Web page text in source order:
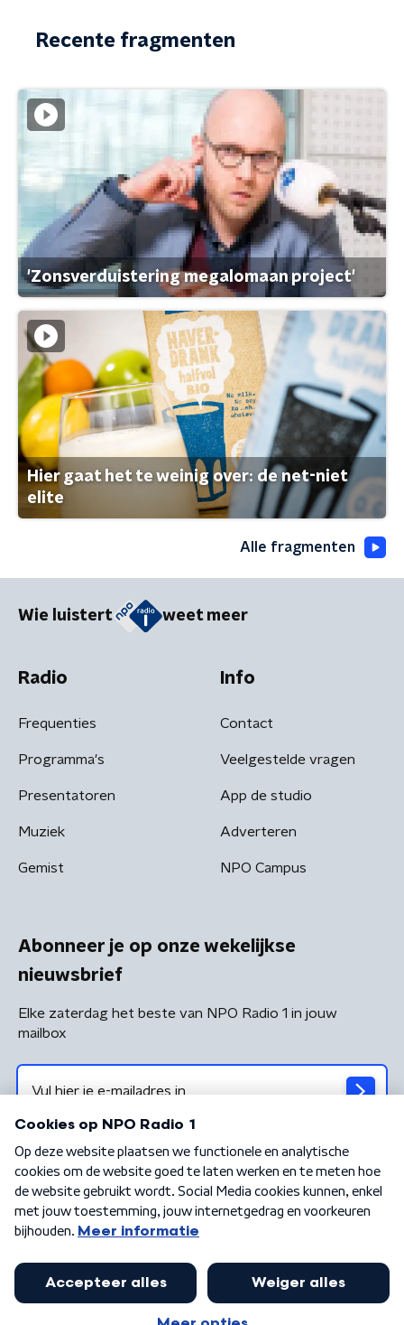
Recente fragmenten
'Zonsverduistering megalomaan project'
Hier gaat het te weinig over: de net-niet
elite
Alle fragmenten
Wie luistert weet meer
Radio
Frequenties
Programma's
Presentatoren
Muziek
Gemist
Info
Contact
Veelgestelde vragen
App de studio
Adverteren
NPO Campus
Abonneer je op onze wekelijkse
nieuwsbrief
Elke zaterdag het beste van NPO Radio 1 in jouw
mailbox
Algemene voorwaarden Privacybeleid